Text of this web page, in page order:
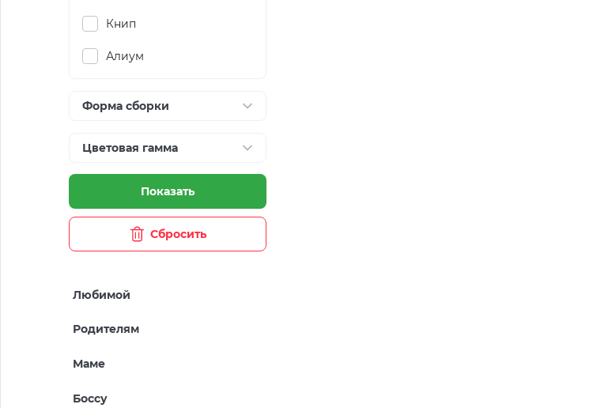
Книп
Алиум
Форма сборки
Цветовая гамма
Показать
Сбросить
Любимой
Родителям
Маме
Боссу